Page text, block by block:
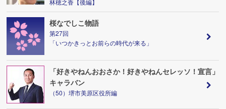
林穂之香【後編】
桜なでしこ物語
第27回
「いつかきっとお前らの時代が来る」
「好きやねんおおさか！好きやねんセレッソ！宣言」
キャラバン
（50）堺市美原区役所編